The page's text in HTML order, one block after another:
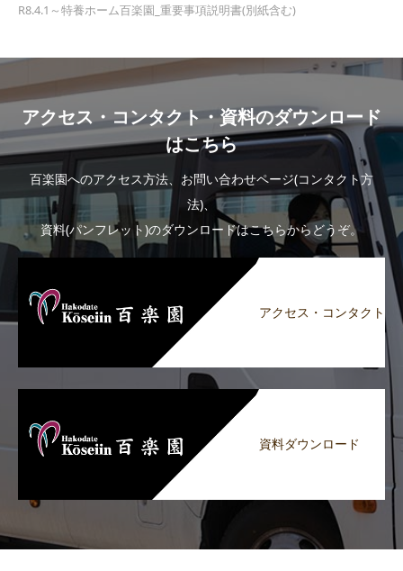
R8.4.1～特養ホーム百楽園_重要事項説明書(別紙含む)
アクセス・コンタクト・資料のダウンロード
はこちら
百楽園へのアクセス方法、お問い合わせページ(コンタクト方
法)、
資料(パンフレット)のダウンロードはこちらからどうぞ。
アクセス・コンタクト
資料ダウンロード